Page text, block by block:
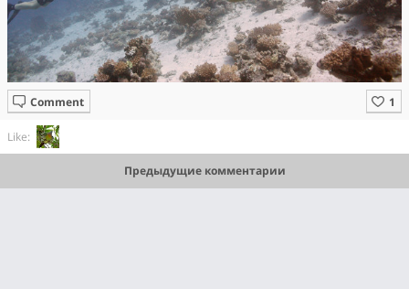
Comment
Like:
Предыдущие комментарии